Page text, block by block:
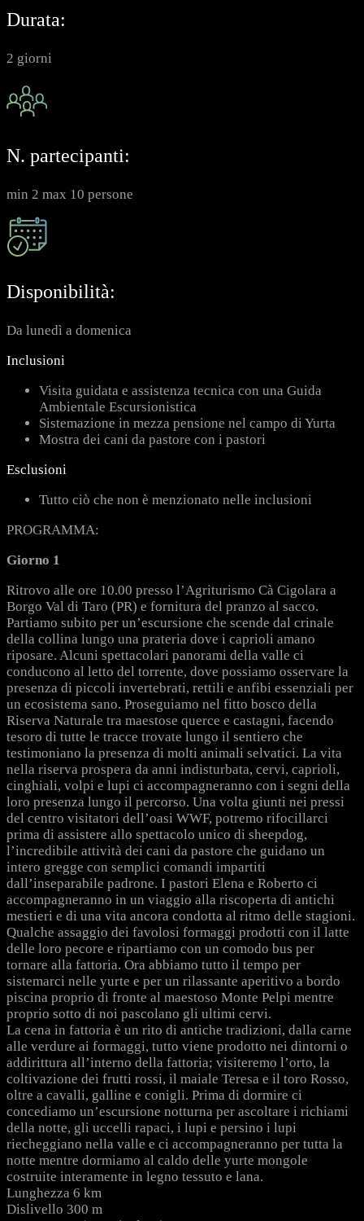
Durata:
2 giorni
N. partecipanti:
min 2 max 10 persone
Disponibilità:
Da lunedì a domenica
Inclusioni
Visita guidata e assistenza tecnica con una Guida
Ambientale Escursionistica
Sistemazione in mezza pensione nel campo di Yurta
Mostra dei cani da pastore con i pastori
Esclusioni
Tutto ciò che non è menzionato nelle inclusioni
PROGRAMMA:
Giorno 1
Ritrovo alle ore 10.00 presso l’Agriturismo Cà Cigolara a
Borgo Val di Taro (PR) e fornitura del pranzo al sacco.
Partiamo subito per un’escursione che scende dal crinale
della collina lungo una prateria dove i caprioli amano
riposare. Alcuni spettacolari panorami della valle ci
conducono al letto del torrente, dove possiamo osservare la
presenza di piccoli invertebrati, rettili e anfibi essenziali per
un ecosistema sano. Proseguiamo nel fitto bosco della
Riserva Naturale tra maestose querce e castagni, facendo
tesoro di tutte le tracce trovate lungo il sentiero che
testimoniano la presenza di molti animali selvatici. La vita
nella riserva prospera da anni indisturbata, cervi, caprioli,
cinghiali, volpi e lupi ci accompagneranno con i segni della
loro presenza lungo il percorso. Una volta giunti nei pressi
del centro visitatori dell’oasi WWF, potremo rifocillarci
prima di assistere allo spettacolo unico di sheepdog,
l’incredibile attività dei cani da pastore che guidano un
intero gregge con semplici comandi impartiti
dall’inseparabile padrone. I pastori Elena e Roberto ci
accompagneranno in un viaggio alla riscoperta di antichi
mestieri e di una vita ancora condotta al ritmo delle stagioni.
Qualche assaggio dei favolosi formaggi prodotti con il latte
delle loro pecore e ripartiamo con un comodo bus per
tornare alla fattoria. Ora abbiamo tutto il tempo per
sistemarci nelle yurte e per un rilassante aperitivo a bordo
piscina proprio di fronte al maestoso Monte Pelpi mentre
proprio sotto di noi pascolano gli ultimi cervi.
La cena in fattoria è un rito di antiche tradizioni, dalla carne
alle verdure ai formaggi, tutto viene prodotto nei dintorni o
addirittura all’interno della fattoria; visiteremo l’orto, la
coltivazione dei frutti rossi, il maiale Teresa e il toro Rosso,
oltre a cavalli, galline e conigli. Prima di dormire ci
concediamo un’escursione notturna per ascoltare i richiami
della notte, gli uccelli rapaci, i lupi e persino i lupi
riecheggiano nella valle e ci accompagneranno per tutta la
notte mentre dormiamo al caldo delle yurte mongole
costruite interamente in legno tessuto e lana.
Lunghezza 6 km
Dislivello 300 m